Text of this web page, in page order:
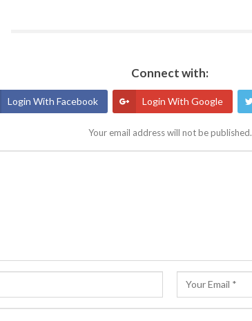
Connect with:
Login With Facebook Login With Google
Your email address will not be published.